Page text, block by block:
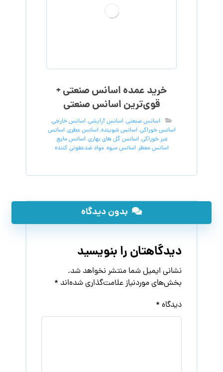
خرید عمده اسانس صنعتی +
قوی‌ترین اسانس‌ صنعتی
اسانس صنعتی,اسانس آرایشی,اسانس خارجی,
اسانس خوراکی,اسانس شوینده,اسانس عطری,اسانس
غیر خوراکی,اسانس گل های بهاری,اسانس مایع,
اسانس معطر,اسانس میوه,مواد ضدعفونی کننده
بدون دیدگاه
دیدگاهتان را بنویسید
نشانی ایمیل شما منتشر نخواهد شد.
بخش‌های موردنیاز علامت‌گذاری شده‌اند *
دیدگاه *